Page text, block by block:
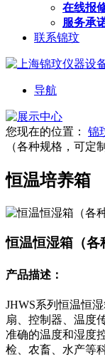
在线报
服务承
联系锦玟
导航
您现在的位置： 锦
（各种规格，可定制
恒温培养箱
恒温恒湿箱（各
产品描述：
JHWS系列恒温恒
扇、控制器、温度
准确的温度和湿度
检、农畜、水产等